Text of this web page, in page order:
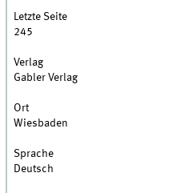
Letzte Seite
245
Verlag
Gabler Verlag
Ort
Wiesbaden
Sprache
Deutsch